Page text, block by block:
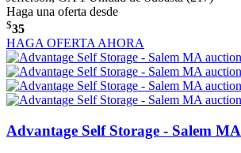
Haga una oferta desde
$35
HAGA OFERTA AHORA
Advantage Self Storage - Salem MA